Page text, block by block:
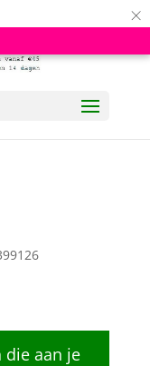
×
die aan je